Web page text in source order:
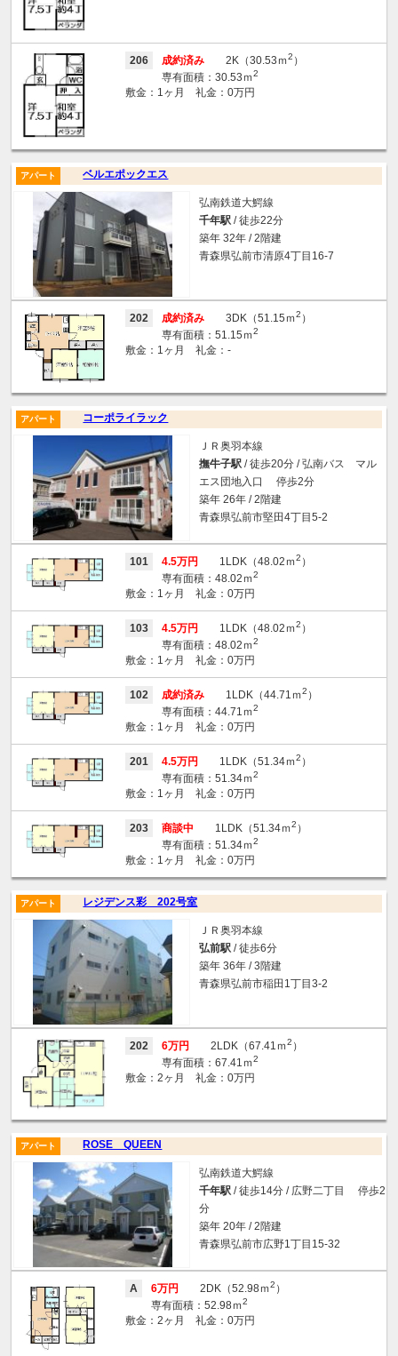
206 成約済み 2K（30.53ｍ2 ）
専有面積：30.53ｍ2
敷金：1ヶ月 礼金：0万円
ベルエポックエス
アパート
弘南鉄道大鰐線
千年駅 / 徒歩22分
築年 32年 / 2階建
青森県弘前市清原4丁目16-7
202 成約済み 3DK（51.15ｍ2 ）
専有面積：51.15ｍ2
敷金：1ヶ月 礼金：-
コーポライラック
アパート
ＪＲ奥羽本線
撫牛子駅 / 徒歩20分 / 弘南バス マル
エス団地入口 停歩2分
築年 26年 / 2階建
青森県弘前市堅田4丁目5-2
101 4.5万円 1LDK（48.02ｍ2 ）
専有面積：48.02ｍ2
敷金：1ヶ月 礼金：0万円
103 4.5万円 1LDK（48.02ｍ2 ）
専有面積：48.02ｍ2
敷金：1ヶ月 礼金：0万円
102 成約済み 1LDK（44.71ｍ2 ）
専有面積：44.71ｍ2
敷金：1ヶ月 礼金：0万円
201 4.5万円 1LDK（51.34ｍ2 ）
専有面積：51.34ｍ2
敷金：1ヶ月 礼金：0万円
203 商談中 1LDK（51.34ｍ2 ）
専有面積：51.34ｍ2
敷金：1ヶ月 礼金：0万円
レジデンス彩 202号室
アパート
ＪＲ奥羽本線
弘前駅 / 徒歩6分
築年 36年 / 3階建
青森県弘前市稲田1丁目3-2
202 6万円 2LDK（67.41ｍ2 ）
専有面積：67.41ｍ2
敷金：2ヶ月 礼金：0万円
ROSE QUEEN
アパート
弘南鉄道大鰐線
千年駅 / 徒歩14分 / 広野二丁目 停歩2
分
築年 20年 / 2階建
青森県弘前市広野1丁目15-32
A 6万円 2DK（52.98ｍ2 ）
専有面積：52.98ｍ2
敷金：2ヶ月 礼金：0万円